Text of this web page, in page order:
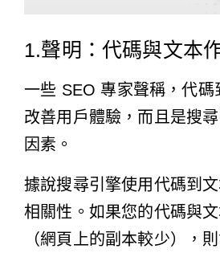
1.聲明：代碼與文本
一些 SEO 專家聲稱，代碼
改善用戶體驗，而且是搜
因素。
據說搜尋引擎使用代碼到
相關性。如果您的代碼與
（網頁上的副本較少），